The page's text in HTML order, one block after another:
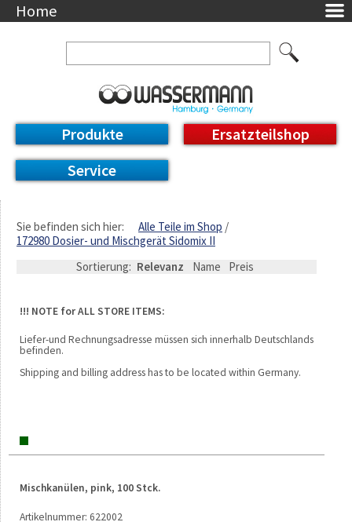
Home
Ansprechpartner
Datenschutzerklärung
Messetermine
Downloads
Feinwerk
DE / EN
Deutsch
English
Produkte
Ersatzteilshop
Service
Sie befinden sich hier:
Alle Teile im Shop
172980 Dosier- und Mischgerät Sidomix II
Sortierung: Relevanz Name Preis
!!! NOTE for ALL STORE ITEMS:
Liefer-und Rechnungsadresse müssen sich innerhalb Deutschlands
befinden.
Shipping and billing address has to be located within Germany.
Mischkanülen, pink, 100 Stck.
Artikelnummer: 622002